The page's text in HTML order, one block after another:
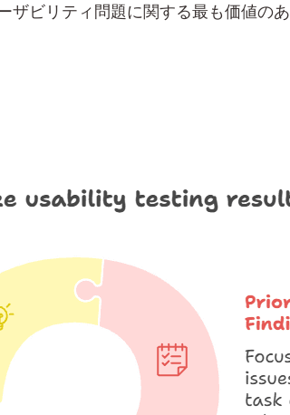
ビリティ問題に関する最も価値の